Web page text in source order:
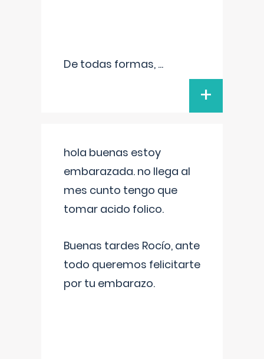
De todas formas, ...
+
hola buenas estoy
embarazada. no llega al
mes cunto tengo que
tomar acido folico.
Buenas tardes Rocío, ante
todo queremos felicitarte
por tu embarazo.